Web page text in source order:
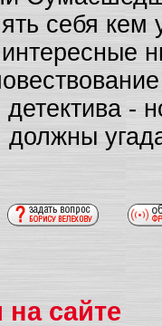
себя
-
сайте